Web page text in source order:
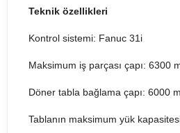
Teknik özellikleri
Kontrol sistemi: Fanuc 31i
Maksimum iş parçası çapı: 6300
Döner tabla bağlama çapı: 6000
Tablanın maksimum yük